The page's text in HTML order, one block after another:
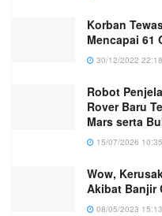
Korban
Mencapai 61
30/12/2022 22:18
Robot
Rover Baru
Mars serta
15/07/2026 10:35
Wow,
Akibat Banjir
08/05/2023 15:13